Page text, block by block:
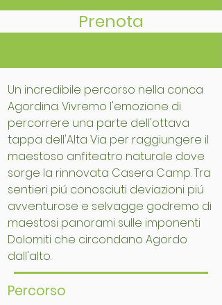
Prenota
Un incredibile percorso nella conca
Agordina. Vivremo l'emozione di
percorrere una parte dell'ottava
tappa dell'Alta Via per raggiungere il
maestoso anfiteatro naturale dove
sorge la rinnovata Casera Camp. Tra
sentieri piú conosciuti deviazioni piú
avventurose e selvagge godremo di
maestosi panorami sulle imponenti
Dolomiti che circondano Agordo
dall'alto.
Percorso